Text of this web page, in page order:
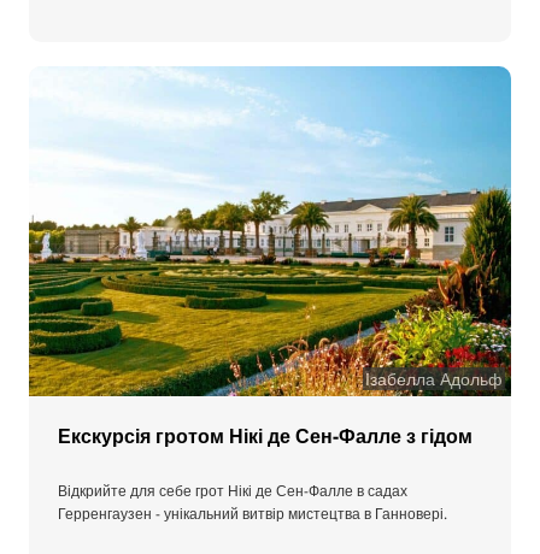
Ізабелла Адольф
Екскурсія гротом Нікі де Сен-Фалле з гідом
Відкрийте для себе грот Нікі де Сен-Фалле в садах
Герренгаузен - унікальний витвір мистецтва в Ганновері.